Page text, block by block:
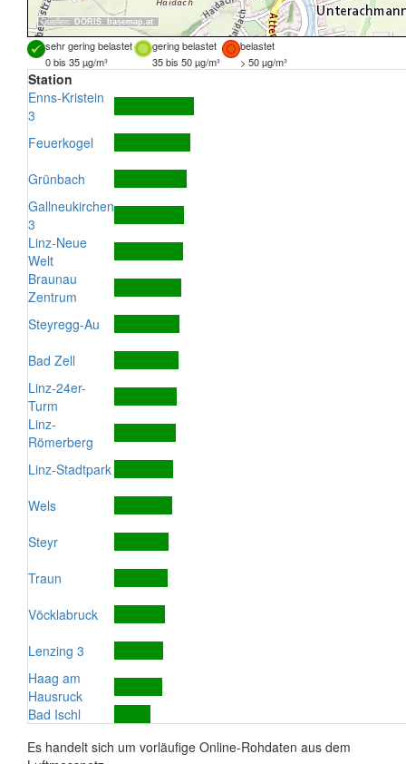
Quellen: DORIS, basemap.at
sehr gering belastet gering belastet
belastet
0 bis 35 µg/m³
35 bis 50 µg/m³ > 50 µg/m³
Station
Enns-Kristein
3
Feuerkogel
Grünbach
Gallneukirchen
3
Linz-Neue
Welt
Braunau
Zentrum
Steyregg-Au
Bad Zell
Linz-24er-
Turm
Linz-
Römerberg
Linz-Stadtpark
Wels
Steyr
Traun
Vöcklabruck
Lenzing 3
Haag am
Hausruck
Bad Ischl
Es handelt sich um vorläufige Online-Rohdaten aus dem